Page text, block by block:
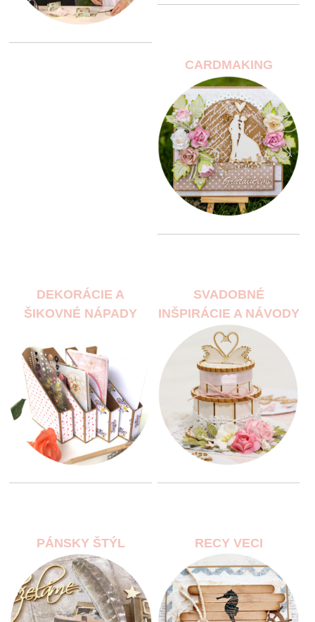
CARDMAKING
DEKORÁCIE A
ŠIKOVNÉ NÁPADY
SVADOBNÉ
INŠPIRÁCIE A NÁVODY
PÁNSKY ŠTÝL RECY VECI